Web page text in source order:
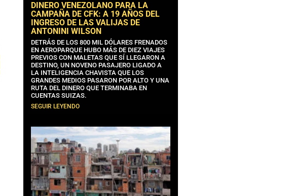
DINERO VENEZOLANO PARA LA
CAMPAÑA DE CFK: A 19 AÑOS DEL
INGRESO DE LAS VALIJAS DE
ANTONINI WILSON
DETRÁS DE LOS 800 MIL DÓLARES FRENADOS
EN AEROPARQUE HUBO MÁS DE DIEZ VIAJES
PREVIOS CON MALETAS QUE SÍ LLEGARON A
DESTINO, UN NOVENO PASAJERO LIGADO A
LA INTELIGENCIA CHAVISTA QUE LOS
GRANDES MEDIOS PASARON POR ALTO Y UNA
RUTA DEL DINERO QUE TERMINABA EN
CUENTAS SUIZAS.
SEGUIR LEYENDO